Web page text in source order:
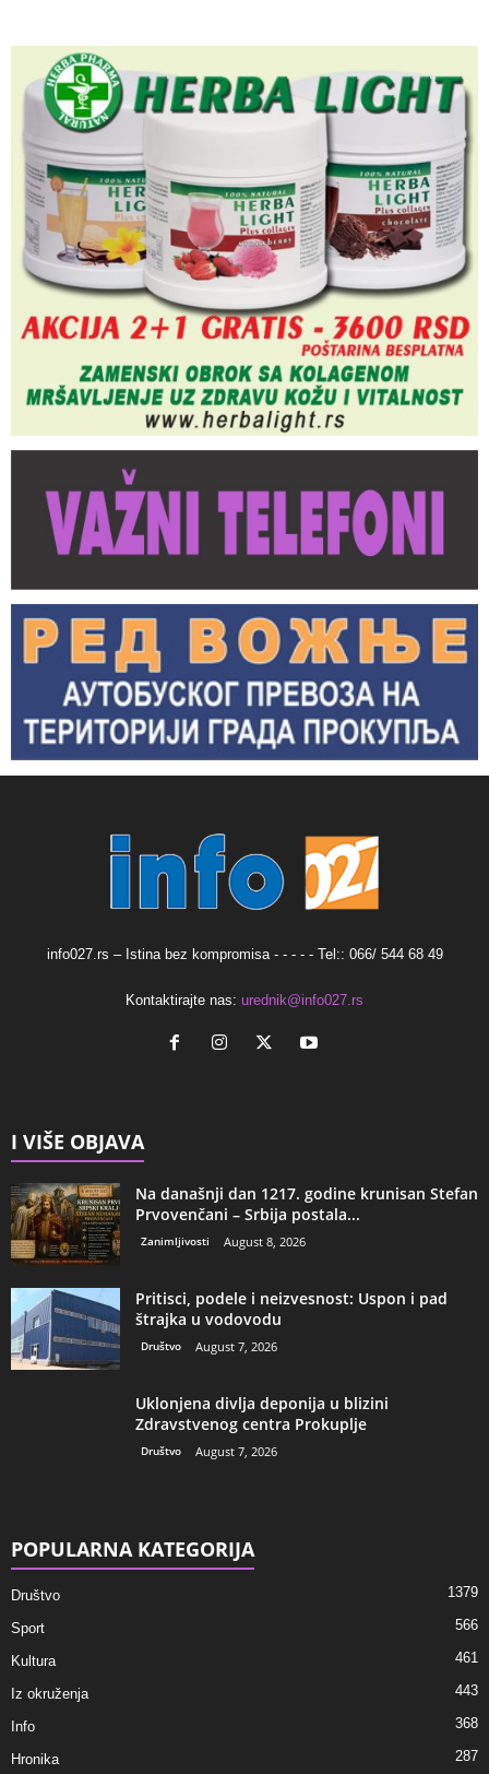
info027.rs – Istina bez kompromisa - - - - - Tel:: 066/ 544 68 49
Kontaktirajte nas: urednik@info027.rs
I VIŠE OBJAVA
Na današnji dan 1217. godine krunisan Stefan
Prvovenčani – Srbija postala...
Zanimljivosti August 8, 2026
Pritisci, podele i neizvesnost: Uspon i pad
štrajka u vodovodu
Društvo August 7, 2026
Uklonjena divlja deponija u blizini
Zdravstvenog centra Prokuplje
Društvo August 7, 2026
POPULARNA KATEGORIJA
Društvo 1379
Sport 566
Kultura 461
Iz okruženja 443
Info 368
Hronika 287